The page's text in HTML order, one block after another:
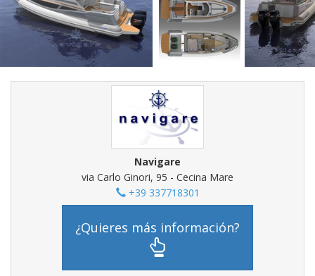
Navigare
via Carlo Ginori, 95 - Cecina Mare
+39 337718301
¿Quieres más información?